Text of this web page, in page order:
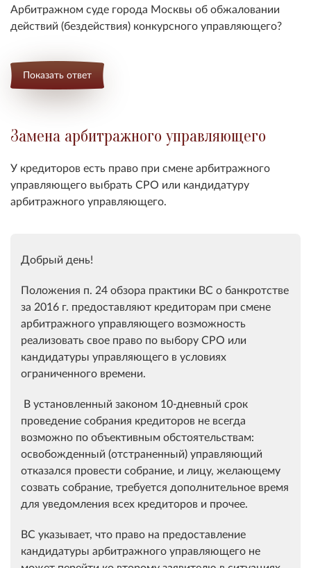
Арбитражном суде города Москвы об обжаловании
действий (бездействия) конкурсного управляющего?
Показать ответ
Замена арбитражного управляющего
У кредиторов есть право при смене арбитражного
управляющего выбрать СРО или кандидатуру
арбитражного управляющего.
Добрый день!
Положения п. 24 обзора практики ВС о банкротстве
за 2016 г. предоставляют кредиторам при смене
арбитражного управляющего возможность
реализовать свое право по выбору СРО или
кандидатуры управляющего в условиях
ограниченного времени.
В установленный законом 10-дневный срок
проведение собрания кредиторов не всегда
возможно по объективным обстоятельствам:
освобожденный (отстраненный) управляющий
отказался провести собрание, и лицу, желающему
созвать собрание, требуется дополнительное время
для уведомления всех кредиторов и прочее.
ВС указывает, что право на предоставление
кандидатуры арбитражного управляющего не